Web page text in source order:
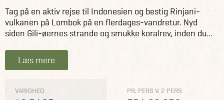
Tag på en aktiv rejse til Indonesien og bestig Rinjani-
vulkanen på Lombok på en flerdages-vandretur. Nyd
siden Gili-øernes strande og smukke koralrev, inden du...
Læs mere
VARIGHED PR. PERS V. 2 PERS